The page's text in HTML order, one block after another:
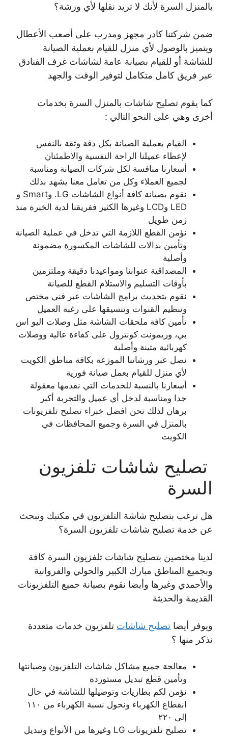
بالمنزل السرة لأنك لا تريد نقلها لأي ورشة؟
ضمن شركتنا كادر مجهز ومدرب على أصعب الأعطال
ويتميز بالوصول لأي منزل للقيام بعملية الصيانة
للشاشة أو للقيام بصيانة عامة لشاشات غرف الفنادق
عبر فريق كامل متكامل لتوفير الوقت والجهد
كما يقوم تصليح شاشات بالمنزل السرة بخدمات
أخرى وهي على النحو التالي :
القيام بعملية الصيانة بكل دقة وثقة بالنفس
لإعطاء عميلنا الراحة النفسية والاطمئنان
أسعارنا منافسة لكل شركات الصيانة ومناسبة
لجميع العملاء وكل من تعامل معنا يشهد بذلك
نقوم بصيانة كافة أنواع الشاشات LG. وSmart و
LED وLCD وغيرها الكثير ففريقنا لدية الخبرة منذ
زمن طويل
نؤمن القطع اللازمة التي تدخل في عملية الصيانة
وتأمين بدالات للشاشات المكسورة مضمونة
وأصلية
المصداقية عنواننا ومواعيدنا دقيقة وملتزمين
بأوقات التسليم والاستلام القطع للصيانة
نقوم بتحديث برامج الشاشات عبر فني مختص
وتنظيم القنوات وتنسيقها على رغبة العميل
تأمين كافة ملحقات الشاشة مثل وصلات اليو اس
بي، وريمونت كونترول على كفاءة عالية ووصلات
كهربائية متينة وأصلية
نصل عبر ورشاتنا الموزعة بكافة مناطق الكويت
لأي منزل للقيام بعمل صيانة فورية
أسعارنا بالنسبة للخدمات التي نقدمها معقولة
جدا ومناسبة لدخل أي عميل والتجربة أكبر
برهان لذلك نحن افضل خبراء تصليح تلفزيونات
بالمنزل في السرة وجميع المحافظات في
الكويت
تصليح شاشات تلفزيون
السرة
هل ترغب بتصليح شاشة التلفزيون في مكتبك وتبحث
عن خدمة تصليح شاشات تلفزيون السرة؟
لدينا مختصين بتصليح شاشات تلفزيون السرة كافة
وبجميع المناطق مبارك الكبير والحولي والفروانية
والأحمدي وغيرها وأيضا نقوم بصيانة جميع التلفزيونات
القديمة والحديثة
ويوفر أيضا تصليح شاشات تلفزيون خدمات متعددة
نذكر منها ؟
معالجة جميع مشاكل شاشات التلفزيون وصيانتها
وتأمين قطع تبديل مستوردة
نؤمن لكم بطاريات وتوصيلها للشاشة في حال
انقطاع الكهرباء ونحول نسبة الكهرباء من ١١٠
إلى ٢٢٠
تصليح تلفزيونات LG وغيرها من الأنواع وتبديل